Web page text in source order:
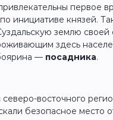
первое
инициативе князей.
землю
здесь
— посадника.
восточного
безопасное место